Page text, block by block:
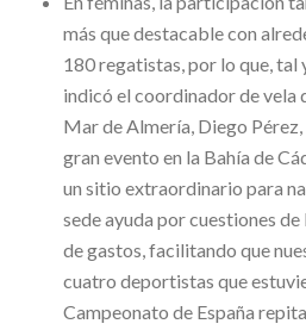
más que destacable con
180 regatistas, por lo que, tal
indicó el coordinador de vela
Mar de Almería, Diego Pérez,
gran evento en la Bahía de
un sitio extraordinario para
sede ayuda por cuestiones
de gastos, facilitando que
cuatro deportistas que
Campeonato de España